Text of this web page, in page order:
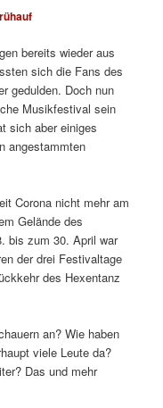
bereits wieder aus
sich die Fans des
gedulden. Doch nun
Musikfestival sein
sich aber einiges
angestammten
Corona nicht mehr am
Gelände des
bis zum 30. April war
der drei Festivaltage
des Hexentanz
an? Wie haben
viele Leute da?
Das und mehr